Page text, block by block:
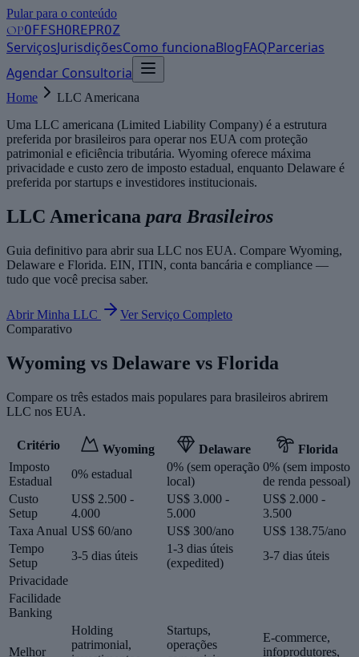
Pular para o conteúdo
OPOFFSHOREPROZ
ServiçosJurisdiçõesComo funcionaBlogFAQParcerias
Agendar Consultoria
Home
LLC Americana
Uma LLC americana (Limited Liability Company) é a estrutura
preferida por brasileiros para operar nos EUA com proteção
patrimonial e eficiência tributária. Wyoming oferece máxima
privacidade e custo zero de imposto estadual, enquanto Delaware é
preferida por startups e investidores institucionais.
LLC Americana para Brasileiros
Guia definitivo para abrir sua LLC nos EUA. Compare Wyoming,
Delaware e Florida. EIN, ITIN, conta bancária e compliance —
tudo que você precisa saber.
Abrir Minha LLC
Ver Serviço Completo
Comparativo
Wyoming vs Delaware vs Florida
Compare os três estados mais populares para brasileiros abrirem
LLC nos EUA.
Critério Wyoming Delaware
Florida
Imposto
Estadual
0% estadual
0% (sem operação
local)
0% (sem imposto
de renda pessoal)
Custo
Setup
US$ 2.500 -
4.000
US$ 3.000 -
5.000
US$ 2.000 -
3.500
Taxa Anual US$ 60/ano US$ 300/ano
US$ 138.75/ano
Tempo
Setup
3-5 dias úteis
1-3 dias úteis
(expedited)
3-7 dias úteis
Privacidade
Facilidade
Banking
Melhor
Holding
patrimonial,
Startups,
operações
E-commerce,
infoprodutores,